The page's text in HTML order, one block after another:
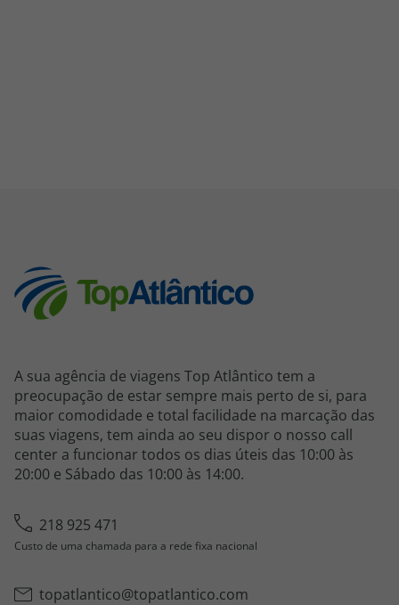
A sua agência de viagens Top Atlântico tem a
preocupação de estar sempre mais perto de si, para
maior comodidade e total facilidade na marcação das
suas viagens, tem ainda ao seu dispor o nosso call
center a funcionar todos os dias úteis das 10:00 às
20:00 e Sábado das 10:00 às 14:00.
218 925 471
Custo de uma chamada para a rede fixa nacional
topatlantico@topatlantico.com